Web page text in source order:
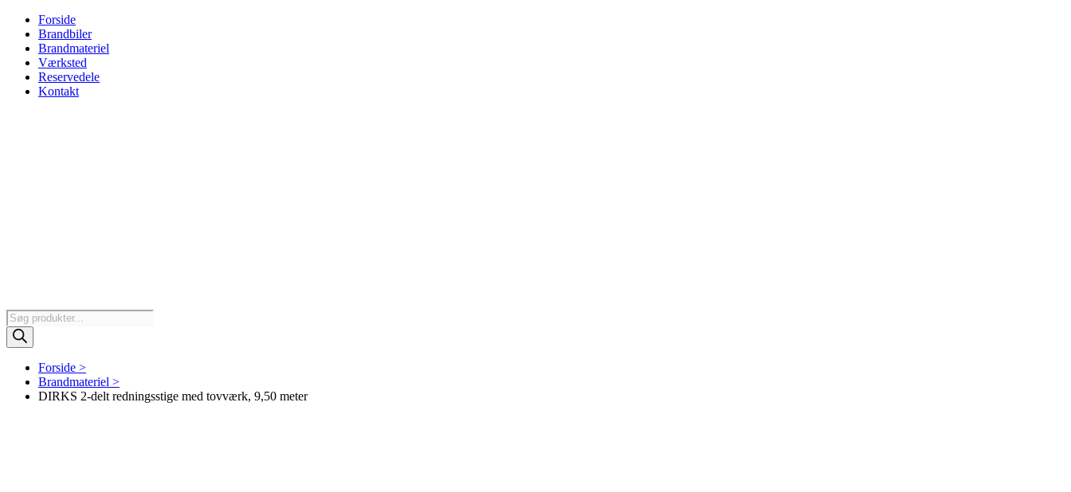
Forside
Brandbiler
Brandmateriel
Værksted
Reservedele
Kontakt
Products
search
Forside >
Brandmateriel >
DIRKS 2-delt redningsstige med tovværk, 9,50 meter